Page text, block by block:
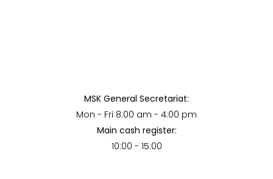
MSK General Secretariat:
Mon - Fri 8:00 am - 4:00 pm
Main cash register:
10:00 - 15:00